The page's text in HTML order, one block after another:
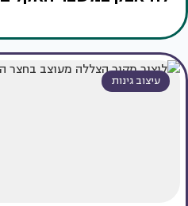
עיצוב גינות